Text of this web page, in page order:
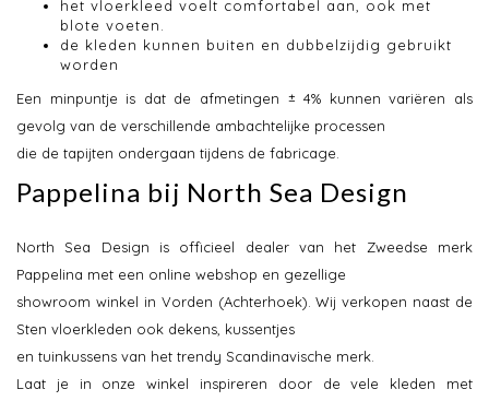
het vloerkleed voelt comfortabel aan, ook met
blote voeten.
de kleden kunnen buiten en dubbelzijdig gebruikt
worden
Een minpuntje is dat de afmetingen ± 4% kunnen variëren als
gevolg van de verschillende ambachtelijke processen
die de tapijten ondergaan tijdens de fabricage.
Pappelina bij North Sea Design
North Sea Design is officieel dealer van het Zweedse merk
Pappelina met een online webshop en gezellige
showroom winkel in Vorden (Achterhoek). Wij verkopen naast de
Sten vloerkleden ook dekens, kussentjes
en tuinkussens van het trendy Scandinavische merk.
Laat je in onze winkel inspireren door de vele kleden met